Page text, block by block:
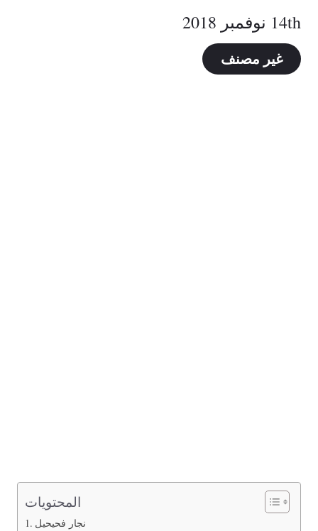
14th نوفمبر 2018
غير مصنف
المحتويات
نجار فحيحيل